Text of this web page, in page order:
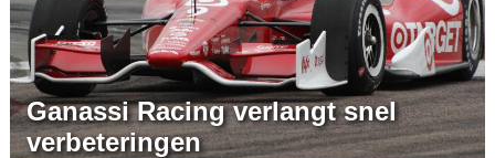
Teams
IndyCar 101
Indy 500
English
Ganassi Racing verlangt snel
verbeteringen